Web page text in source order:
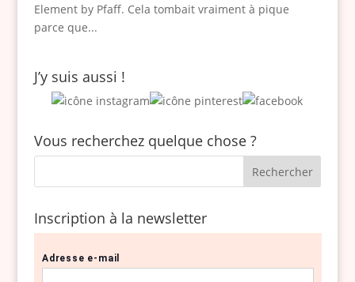
Element by Pfaff. Cela tombait vraiment à pique
parce que...
J’y suis aussi !
Vous recherchez quelque chose ?
Inscription à la newsletter